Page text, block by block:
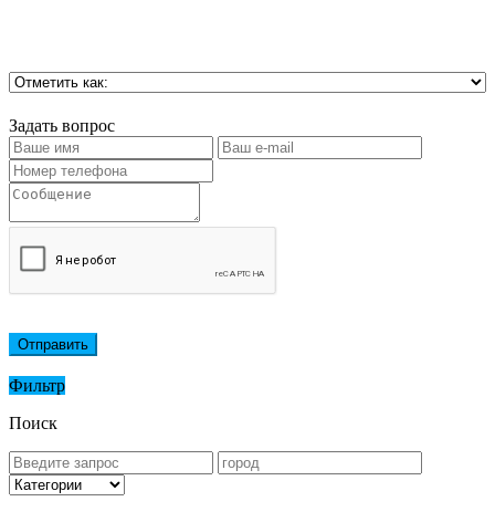
Задать вопрос
Отправить
Фильтр
Поиск